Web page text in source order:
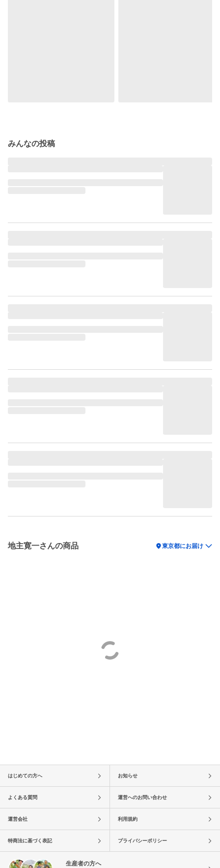
みんなの投稿
地主寛一さんの商品 location_on東京都にお届け
はじめての方へ お知らせ
よくある質問 運営へのお問い合わせ
運営会社 利用規約
特商法に基づく表記 プライバシーポリシー
生産者の方へ